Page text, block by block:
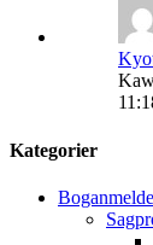
Kategorier